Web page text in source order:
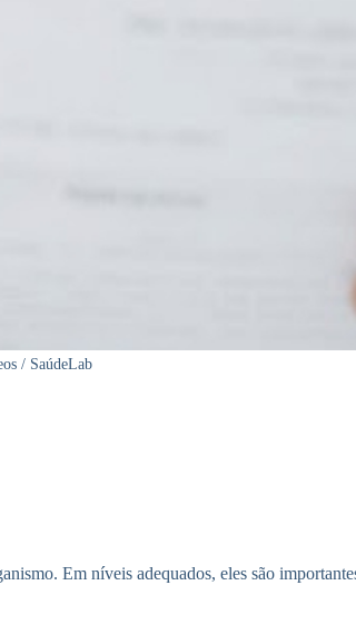
/ SaúdeLab
Em níveis adequados, eles são